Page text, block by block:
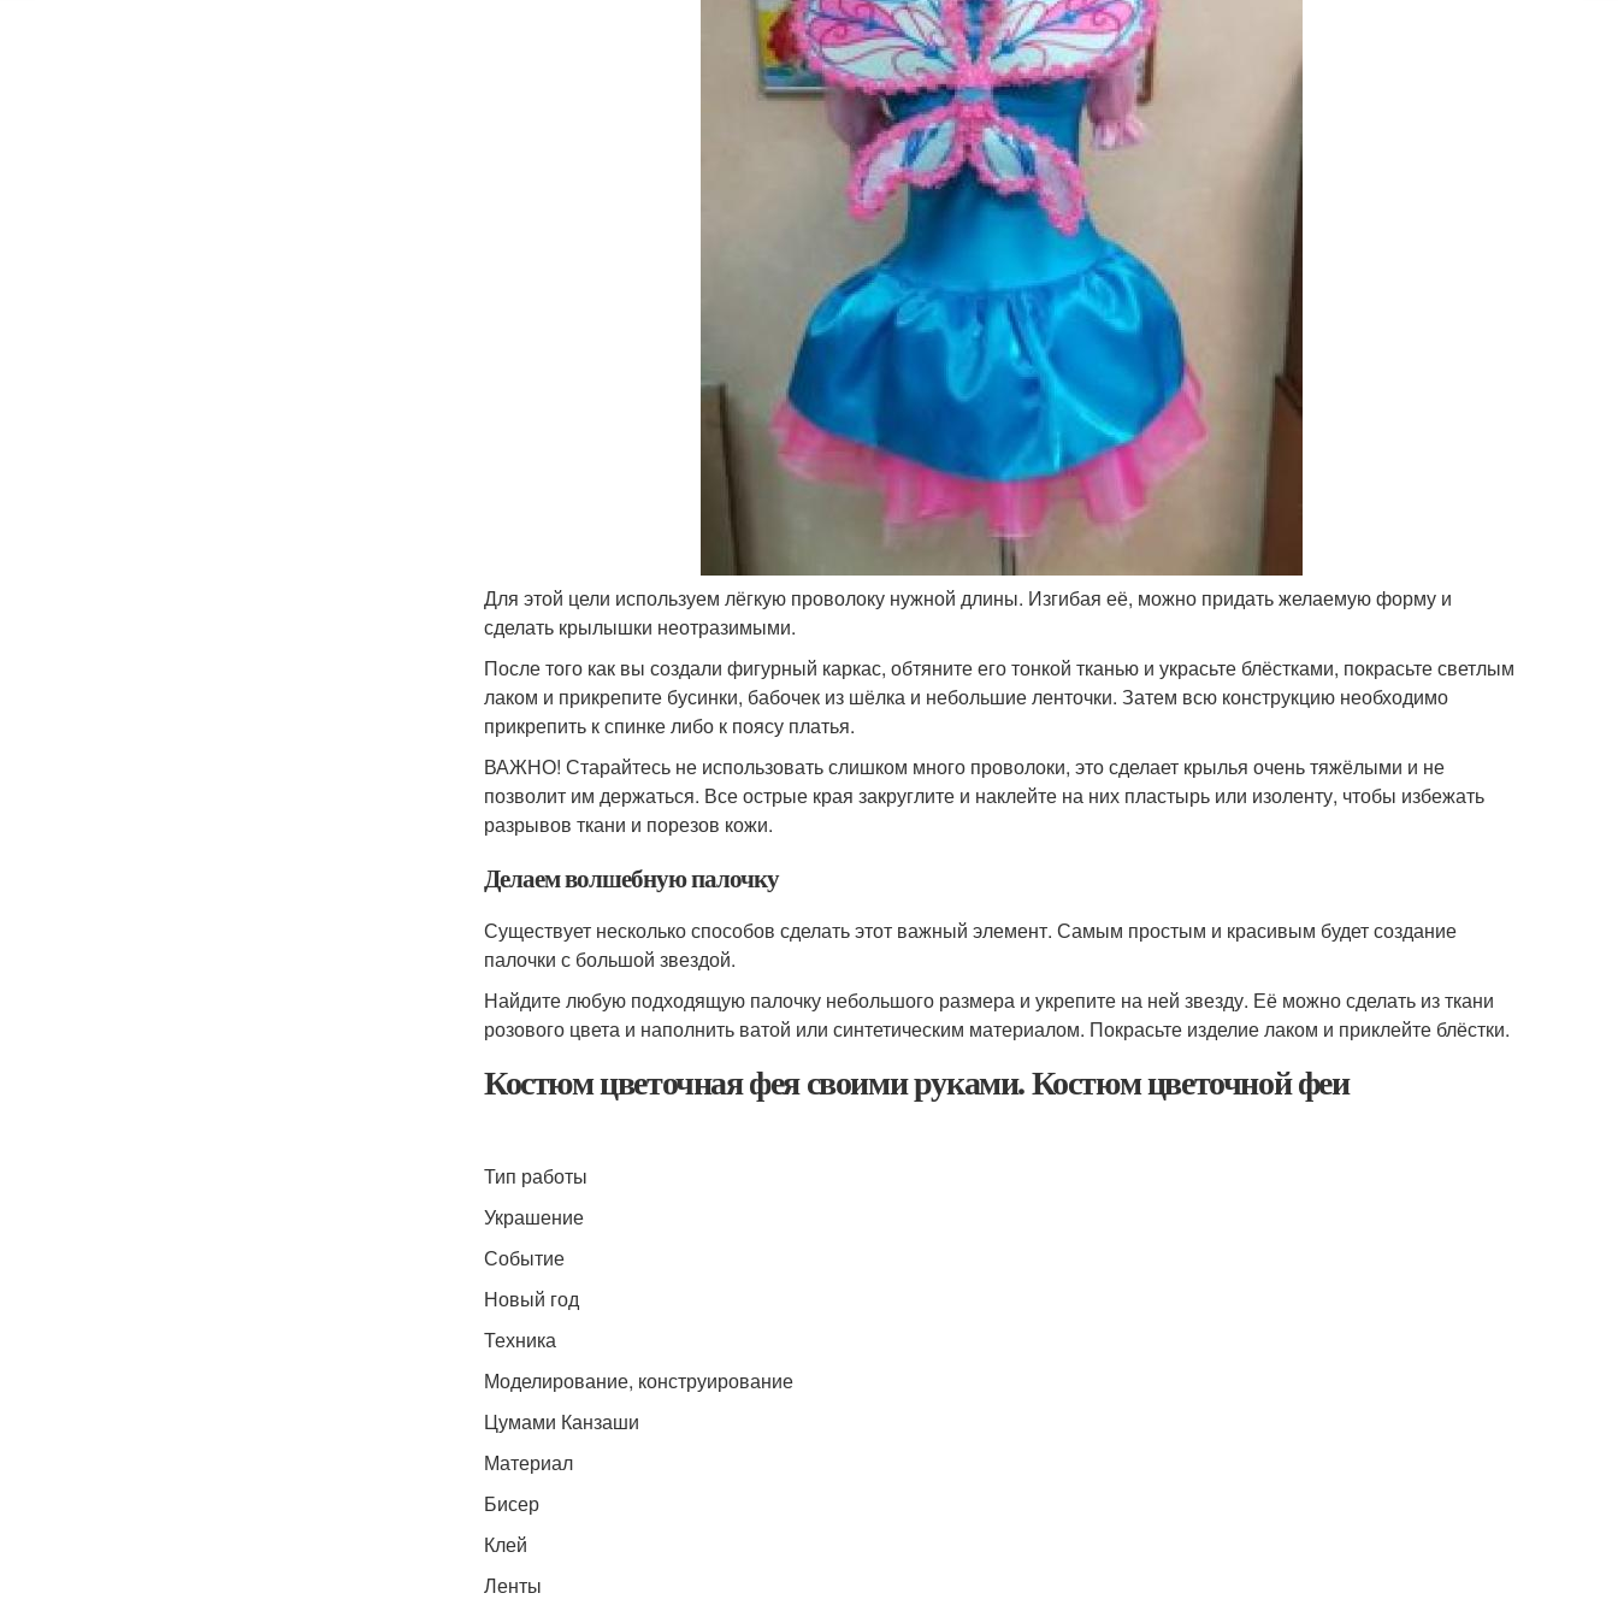
Для этой цели используем лёгкую проволоку нужной длины. Изгибая её, можно придать желаемую форму и
сделать крылышки неотразимыми.
После того как вы создали фигурный каркас, обтяните его тонкой тканью и украсьте блёстками, покрасьте светлым
лаком и прикрепите бусинки, бабочек из шёлка и небольшие ленточки. Затем всю конструкцию необходимо
прикрепить к спинке либо к поясу платья.
ВАЖНО! Старайтесь не использовать слишком много проволоки, это сделает крылья очень тяжёлыми и не
позволит им держаться. Все острые края закруглите и наклейте на них пластырь или изоленту, чтобы избежать
разрывов ткани и порезов кожи.
Делаем волшебную палочку
Существует несколько способов сделать этот важный элемент. Самым простым и красивым будет создание
палочки с большой звездой.
Найдите любую подходящую палочку небольшого размера и укрепите на ней звезду. Её можно сделать из ткани
розового цвета и наполнить ватой или синтетическим материалом. Покрасьте изделие лаком и приклейте блёстки.
Костюм цветочная фея своими руками. Костюм цветочной феи
Тип работы
Украшение
Событие
Новый год
Техника
Моделирование, конструирование
Цумами Канзаши
Материал
Бисер
Клей
Ленты